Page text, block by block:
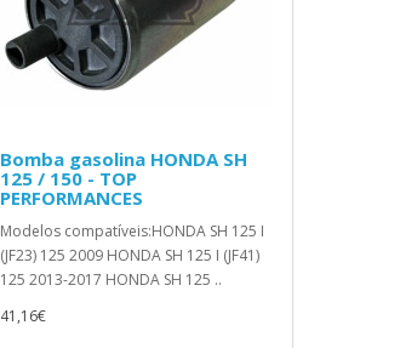
Bomba gasolina HONDA SH
125 / 150 - TOP
PERFORMANCES
Modelos compatíveis:HONDA SH 125 I
(JF23) 125 2009 HONDA SH 125 I (JF41)
125 2013-2017 HONDA SH 125 ..
41,16€